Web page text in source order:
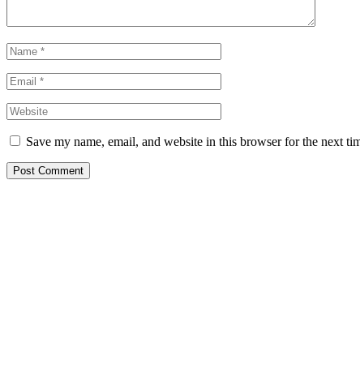
Save my name, email, and website in this browser for the next